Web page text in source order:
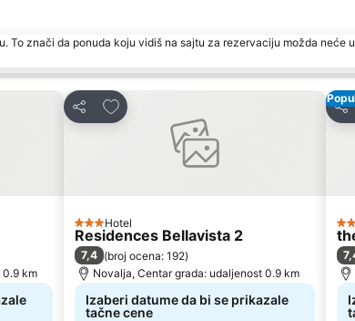
To znači da ponuda koju vidiš na sajtu za rezervaciju možda neće
0.9 km
Deli
Dodati u favorite
3 Zvezdice
Hotel
Residences Bellavista 2
7,4 (broj ocena: 192)
Novalja, Centar grada: udaljenost 0.9 km
Izaberi datume da bi se prikazale
tačne cene
Deli
2